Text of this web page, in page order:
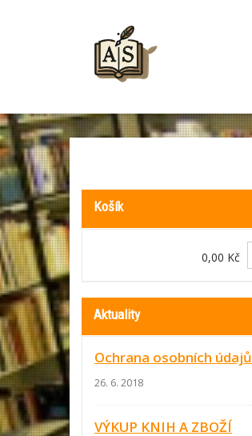
Košík
0,00 Kč
Aktuality
Ochrana osobních údajů
26. 6. 2018
VÝKUP KNIH A ZBOŽÍ